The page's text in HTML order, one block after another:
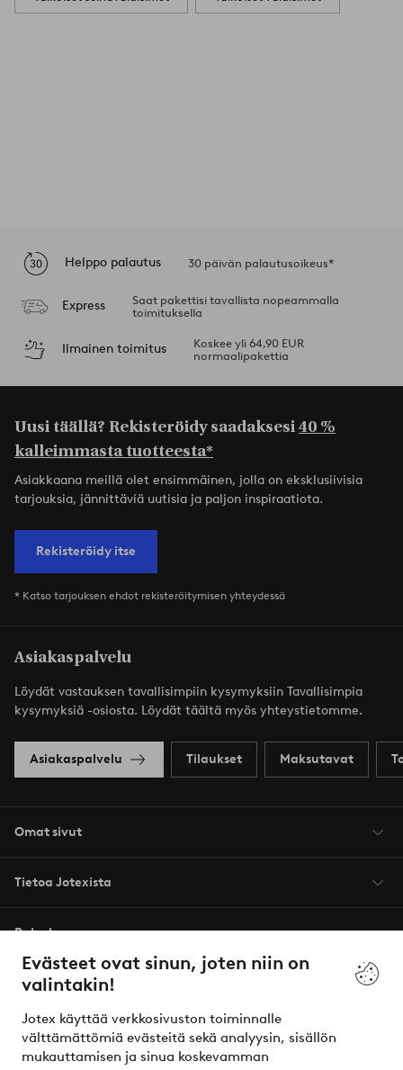
Evästeet ovat sinun, joten niin on
valintakin!
Jotex käyttää verkkosivuston toiminnalle
välttämättömiä evästeitä sekä analyysin, sisällön
mukauttamisen ja sinua koskevamman
Helppo palautus 30 päivän palautusoikeus*
Express
Saat pakettisi tavallista nopeammalla
toimituksella
Ilmainen toimitus
Koskee yli 64,90 EUR
normaalipakettia
Uusi täällä? Rekisteröidy saadaksesi40 %
kalleimmasta tuotteesta*
Asiakkaana meillä olet ensimmäinen, jolla on eksklusiivisia
tarjouksia, jännittäviä uutisia ja paljon inspiraatiota.
Rekisteröidy itse
* Katso tarjouksen ehdot rekisteröitymisen yhteydessä
Asiakaspalvelu
Löydät vastauksen tavallisimpiin kysymyksiin Tavallisimpia
kysymyksiä -osiosta. Löydät täältä myös yhteystietomme.
Asiakaspalvelu Tilaukset Maksutavat
Omat sivut
Tietoa Jotexista
Palvelumme
Ehdot
Ystävät